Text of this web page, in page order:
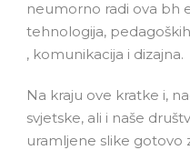
neumorno radi ova bh
tehnologija,
, komunikacija i dizajna.
Na kraju ove kratke i,
svjetske, ali i naše
uramljene slike gotovo